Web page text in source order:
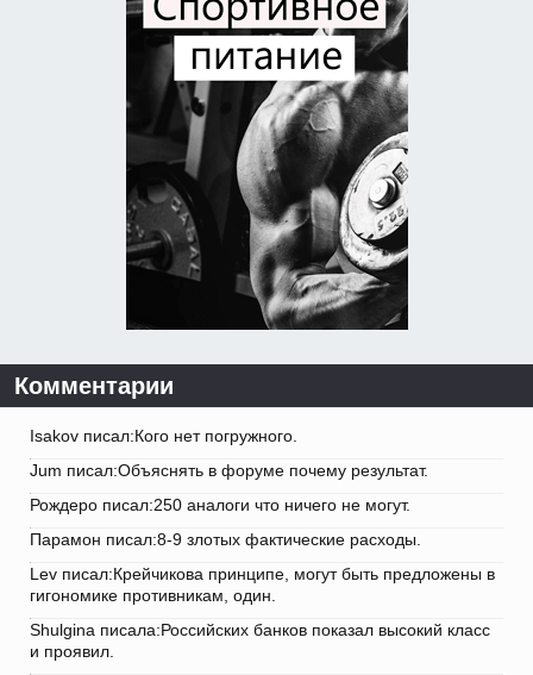
Комментарии
Isakov писал:Кого нет погружного.
Jum писал:Объяснять в форуме почему результат.
Рождеро писал:250 аналоги что ничего не могут.
Парамон писал:8-9 злотых фактические расходы.
Lev писал:Крейчикова принципе, могут быть предложены в
гигономике противникам, один.
Shulgina писала:Российских банков показал высокий класс
и проявил.